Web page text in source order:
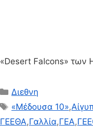
«Desert Falcons» των
Κατηγορίες
Διεθνη
Ετικέτες
«Μέδουσα 10»,
ΓΕΕΘΑ,Γαλλία,ΓΕΑ,